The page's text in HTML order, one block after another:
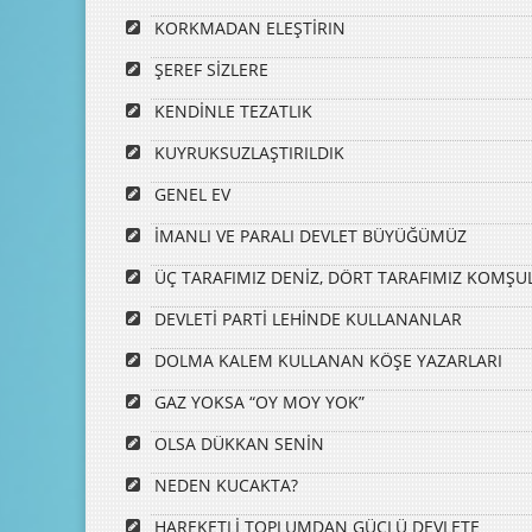
KORKMADAN ELEŞTİRIN
ŞEREF SİZLERE
KENDİNLE TEZATLIK
KUYRUKSUZLAŞTIRILDIK
GENEL EV
İMANLI VE PARALI DEVLET BÜYÜĞÜMÜZ
ÜÇ TARAFIMIZ DENİZ, DÖRT TARAFIMIZ
DEVLETİ PARTİ LEHİNDE KULLANANLAR
DOLMA KALEM KULLANAN KÖŞE YAZARLARI
GAZ YOKSA “OY MOY YOK”
OLSA DÜKKAN SENİN
NEDEN KUCAKTA?
HAREKETLİ TOPLUMDAN GÜÇLÜ DEVLETE